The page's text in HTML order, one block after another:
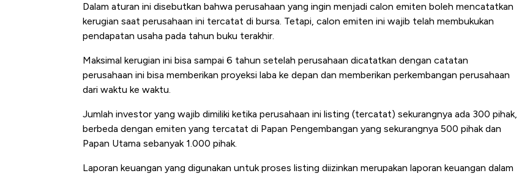
Dalam aturan ini disebutkan bahwa perusahaan yang ingin menjadi calon emiten boleh mencatatkan
kerugian saat perusahaan ini tercatat di bursa. Tetapi, calon emiten ini wajib telah membukukan
pendapatan usaha pada tahun buku terakhir.
Maksimal kerugian ini bisa sampai 6 tahun setelah perusahaan dicatatkan dengan catatan
perusahaan ini bisa memberikan proyeksi laba ke depan dan memberikan perkembangan perusahaan
dari waktu ke waktu.
Jumlah investor yang wajib dimiliki ketika perusahaan ini listing (tercatat) sekurangnya ada 300 pihak,
berbeda dengan emiten yang tercatat di Papan Pengembangan yang sekurangnya 500 pihak dan
Papan Utama sebanyak 1.000 pihak.
Laporan keuangan yang digunakan untuk proses listing diizinkan merupakan laporan keuangan dalam